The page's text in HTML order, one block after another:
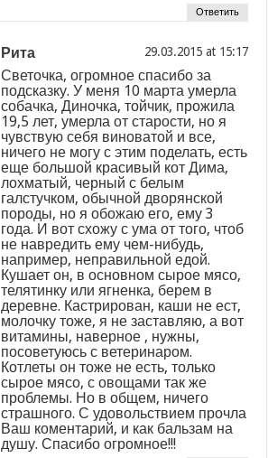
Ответить
Рита at
Светочка, огромное спасибо за
подсказку. У меня 10 марта умерла
собачка, Диночка, тойчик, прожила
19,5 лет, умерла от старости, но я
чувствую себя виноватой и все,
ничего не могу с этим поделать, есть
еще большой красивый кот Дима,
лохматый, черный с белым
галстучком, обычной дворянской
породы, но я обожаю его, ему 3
года. И вот схожу с ума от того, чтоб
не навредить ему чем-нибудь,
например, неправильной едой.
Кушает он, в основном сырое мясо,
телятинку или ягненка, берем в
деревне. Кастрирован, каши не ест,
молочку тоже, я не заставляю, а вот
витамины, наверное , нужны,
посоветуюсь с ветеринаром.
Котлеты он тоже не есть, только
сырое мясо, с овощами так же
проблемы. Но в общем, ничего
страшного. С удовольствием прочла
Ваш коментарий, и как бальзам на
душу. Спасибо огромное!!!